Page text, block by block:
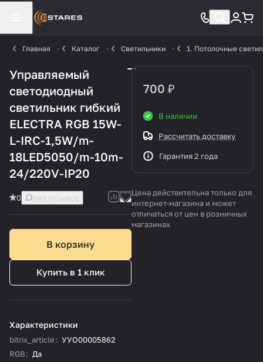
Главная Каталог Светильники 1. Потолочные
Управляемый
светодиодный
светильник гибкий
ELECTRA RGB 15W-
L-IRC-1,5W/m-
18LED5050/m-10m-
24/220V-IP20
0 Нет отзывов
В корзину
Купить в 1 клик
Характеристики
bitrix_article: УУО00005862
RGB: Да
700 ₽
В наличии
Рассчитать доставку
Гарантия 2 года
Цена действительна только для
интернет-магазина и может
отличаться от цен в розничных
магазинах